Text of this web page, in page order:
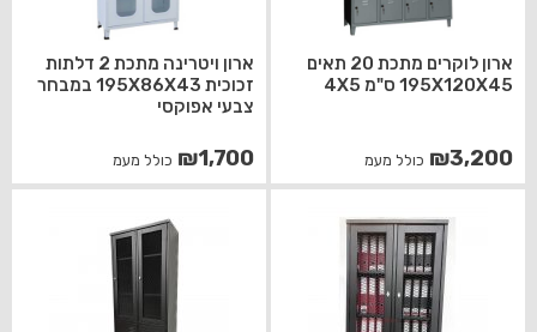
ארון לוקרים מתכת 20 תאים
195X120X45 ס"מ 4X5
₪3,200 כולל מעמ
ארון ויטרינה מתכת 2 דלתות
זכוכית 195X86X43 במבחר
צבעי אפוקסי
₪1,700 כולל מעמ